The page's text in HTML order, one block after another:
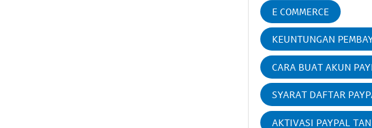
E COMMERCE
KEUNTUNGAN
CARA BUAT AKUN
SYARAT DAFTAR
AKTIVASI PAYPAL